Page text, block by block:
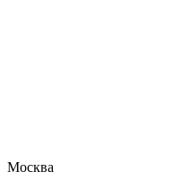
Москва